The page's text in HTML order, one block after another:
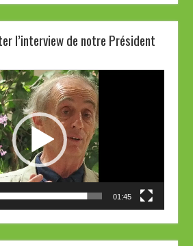
l’interview de notre Président
01:45